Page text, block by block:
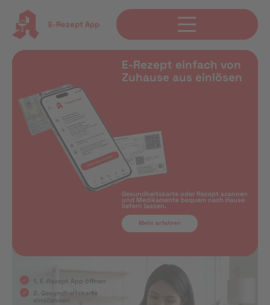
E-Rezept App
E-Rezept einfach von
Zuhause aus einlösen
Gesundheitskarte oder Rezept scannen
und Medikamente bequem nach Hause
liefern lassen.
Mehr erfahren
1. E-Rezept App öffnen
2. Gesundheitskarte
einscannen